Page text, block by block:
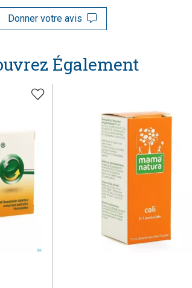
Donner votre avis
Également